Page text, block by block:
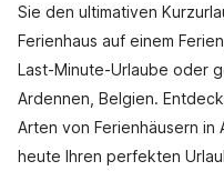
Sie den ultimativen
Ferienhaus auf einem
Last-Minute-Urlaube oder
Ardennen, Belgien.
Arten von Ferienhäusern in
heute Ihren perfekten